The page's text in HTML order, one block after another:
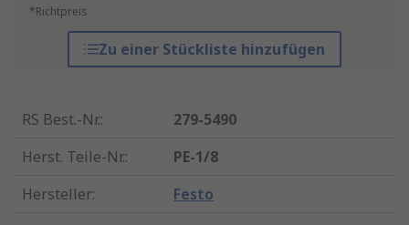
*Richtpreis
Zu einer Stückliste hinzufügen
RS Best.-Nr.:
279-5490
Herst. Teile-Nr.:
PE-1/8
Hersteller: Festo